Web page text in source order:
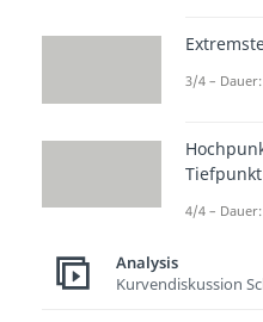
Nach
Studyflix zu
Limes
Wie
dir die
kannst
3/4 –
Tiefpunkt
4/4 – Dauer:
Analysis
Kurvendiskussion